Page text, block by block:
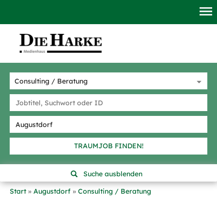
TRAUMJOB FINDEN!
Suche ausblenden
Start
Augustdorf
Consulting / Beratung